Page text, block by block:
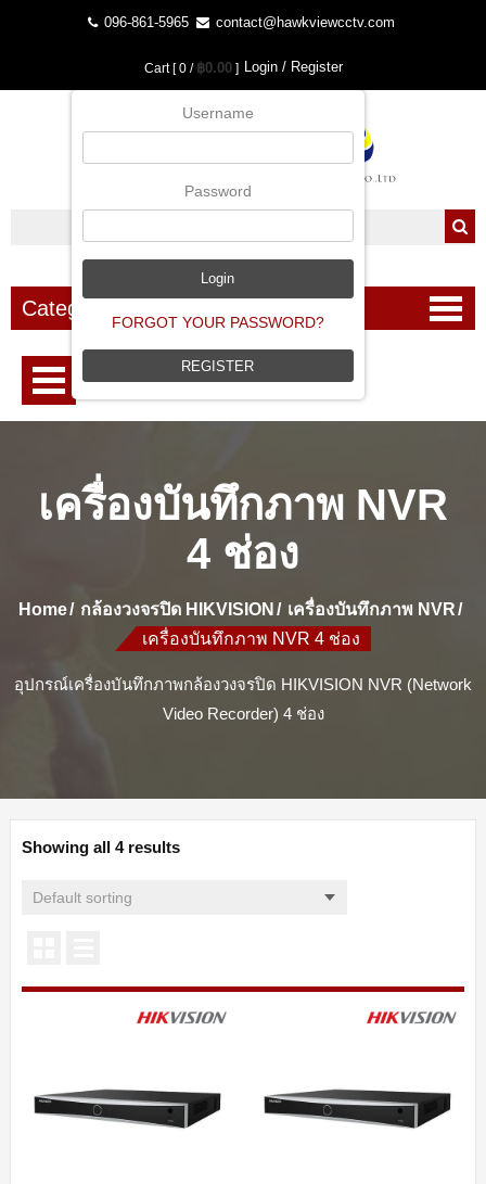
096-861-5965 contact@hawkviewcctv.com
Cart [ 0 / ฿0.00] Login / Register
Username
Password
FORGOT YOUR PASSWORD?
REGISTER
Categories
เครื่องบันทึกภาพ NVR
4 ช่อง
Home กล้องวงจรปิด HIKVISION
เครื่องบันทึกภาพ NVR
เครื่องบันทึกภาพ NVR 4 ช่อง
อุปกรณ์เครื่องบันทึกภาพกล้องวงจรปิด HIKVISION NVR (Network
Video Recorder) 4 ช่อง
Showing all 4 results